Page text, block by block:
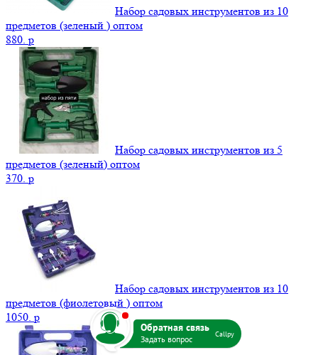
Набор садовых инструментов из 10
предметов (зеленый ) оптом
880. p
Набор садовых инструментов из 5
предметов (зеленый) оптом
370. p
Набор садовых инструментов из 10
предметов (фиолетовый ) оптом
1050. p
Callpy
b